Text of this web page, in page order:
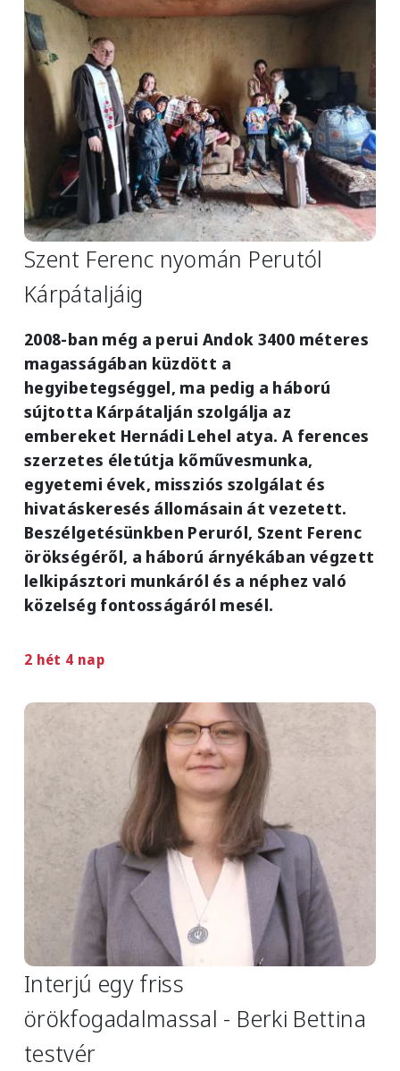
Szent Ferenc nyomán Perutól
Kárpátaljáig
2008-ban még a perui Andok 3400 méteres
magasságában küzdött a
hegyibetegséggel, ma pedig a háború
sújtotta Kárpátalján szolgálja az
embereket Hernádi Lehel atya. A ferences
szerzetes életútja kőművesmunka,
egyetemi évek, missziós szolgálat és
hivatáskeresés állomásain át vezetett.
Beszélgetésünkben Peruról, Szent Ferenc
örökségéről, a háború árnyékában végzett
lelkipásztori munkáról és a néphez való
közelség fontosságáról mesél.
2 hét 4 nap
Image
Interjú egy friss
örökfogadalmassal - Berki Bettina
testvér